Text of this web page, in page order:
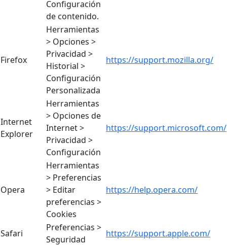
Configuración
de contenido.
Firefox
Herramientas
> Opciones >
Privacidad >
Historial >
Configuración
Personalizada
https://support.mozilla.org/
Internet
Explorer
Herramientas
> Opciones de
Internet >
Privacidad >
Configuración
https://support.microsoft.com/
Opera
Herramientas
> Preferencias
> Editar
preferencias >
Cookies
https://help.opera.com/
Safari
Preferencias >
Seguridad
https://support.apple.com/